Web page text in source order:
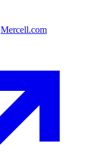
Mercell.com